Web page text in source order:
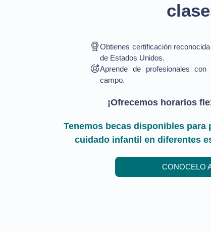
Obtienes certificación
de Estados Unidos.
Aprende de profesionales
campo.
¡Ofrecemos horarios
Tenemos becas disponibles para
cuidado infantil en diferentes
CONOCELO